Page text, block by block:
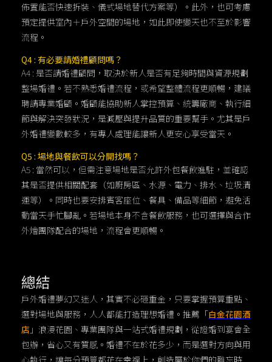
佈置能否快速拆裝、儀式場地替代方案等）。此外，也可考慮
預定提供室內＋戶外空間的場地，如此即使變天也不至於影響
流程。
Q4 : 有必要請婚禮顧問嗎？
A4 : 是否請婚禮顧問，取決於新人是否有足夠時間與資源規劃
整場婚禮。若不熟悉婚禮流程，或希望整體流程更順暢，建議
聘請專業婚顧。婚顧能協助新人掌控預算、統籌廠商、執行細
節與解決突發狀況，是減壓與提升品質的重要幫手。尤其是戶
外婚禮變數較多，有專人處理能讓新人更安心享受當天。
Q5 : 場地與餐飲可以分開找嗎？
A5 : 當然可以，但需注意場地是否允許外包餐飲進駐，並確認
其是否提供相關配套（如廚房區、水源、電力、排水、垃圾清
運等）。同時也要安排賓客座位、餐具、備品等細節，避免活
動當天手忙腳亂。若場地本身不含餐飲服務，也可選擇與合作
外燴團隊配合的場地，流程會更順暢。
總結
戶外婚禮夢幻又迷人，其實不必砸重金，只要掌握預算重點、
選對場地與服務，人人都能打造理想婚禮。推薦「白金花園酒
店 」浪漫花園、專業團隊與一站式婚禮規劃，從證婚到宴會全
包辦，省心又有質感。婚禮不在於花多少，而是選對方向與用
心執行，讓每分預算都花在幸福上，創造屬於你們的難忘時